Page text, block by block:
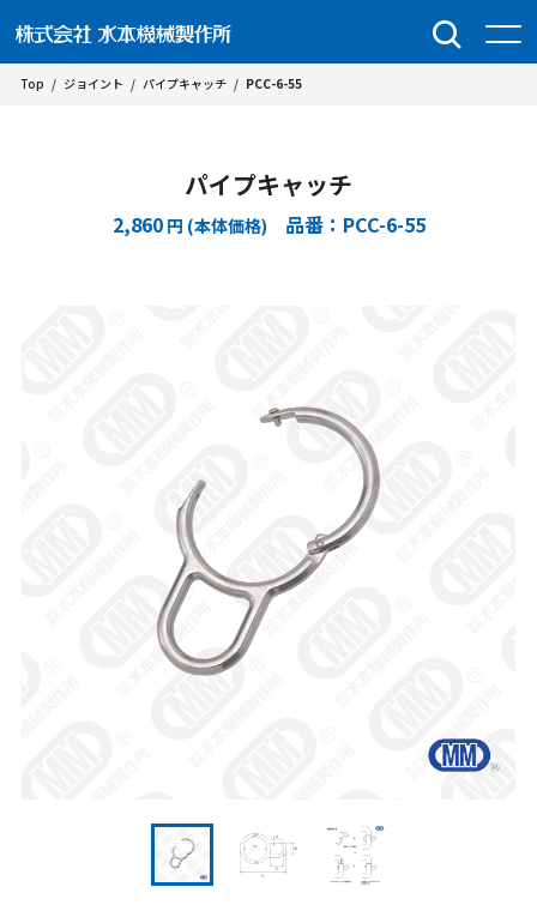
Top / ジョイント / パイプキャッチ / PCC-6-55
パイプキャッチ
2,860 円 (本体価格) 品番：PCC-6-55